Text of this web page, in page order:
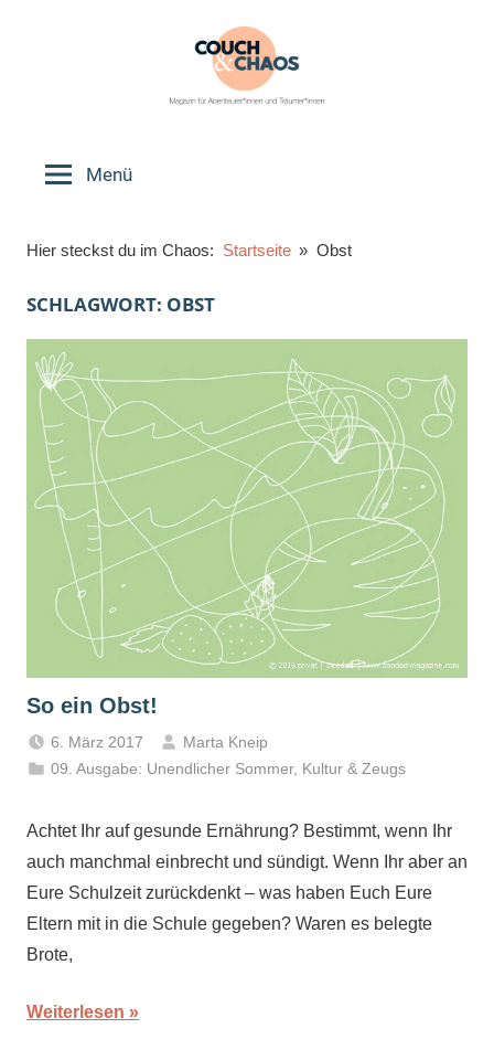
Chaos
Menü
Hier steckst du im Chaos: Startseite Obst
SCHLAGWORT: OBST
So ein Obst!
6. März 2017
Marta Kneip
09. Ausgabe: Unendlicher Sommer, Kultur & Zeugs
Achtet Ihr auf gesunde Ernährung? Bestimmt, wenn Ihr
auch manchmal einbrecht und sündigt. Wenn Ihr aber an
Eure Schulzeit zurückdenkt – was haben Euch Eure
Eltern mit in die Schule gegeben? Waren es belegte
Brote,
Weiterlesen